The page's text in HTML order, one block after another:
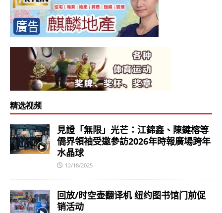
精选视频
見證「無限」光芒：江錦鑫、陳鍵榕等
僑界領袖受邀參訪2026年時報廣場跨年
水晶球
12/18/2025
回放/时空壶翻译机 纽约图书馆门前促
销活动